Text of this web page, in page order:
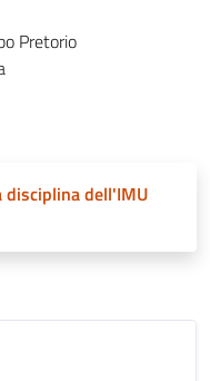
Pretorio
disciplina dell'IMU